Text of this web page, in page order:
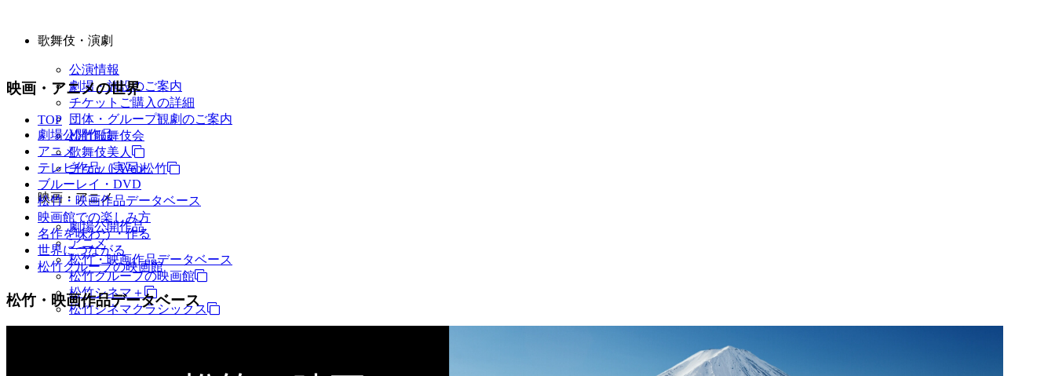
歌舞伎・演劇
公演情報
劇場・施設のご案内
チケットご購入の詳細
団体・グループ観劇のご案内
松竹歌舞伎会
歌舞伎美人
チケットWeb松竹
映画・アニメ
劇場公開作品
アニメ
松竹・映画作品データベース
松竹グループの映画館
松竹シネマ＋
松竹シネマクラシックス
映画・アニメの世界
TOP
劇場公開作品
アニメ
テレビ作品（実写）
ブルーレイ・DVD
松竹・映画作品データベース
映画館での楽しみ方
名作を味わう・作る
世界につながる
松竹グループの映画館
松竹・映画作品データベース